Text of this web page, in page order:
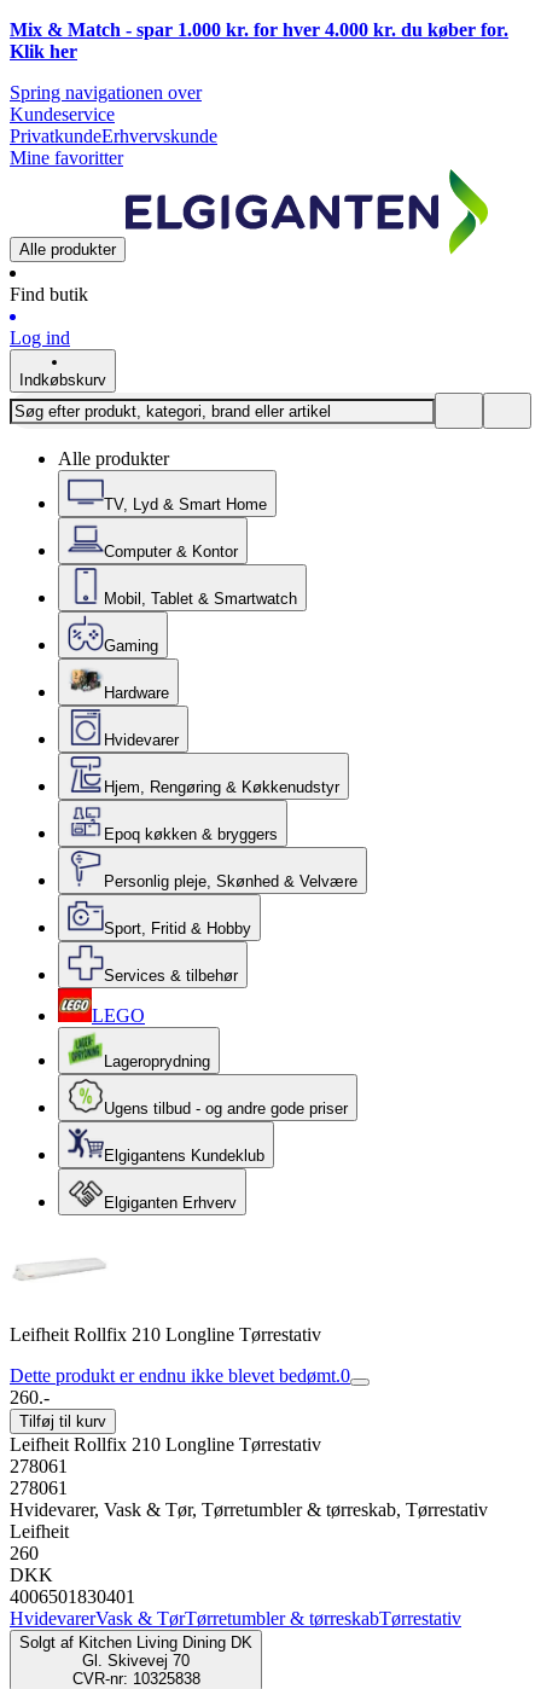
Mix & Match - spar 1.000 kr. for hver 4.000 kr. du køber for.
Klik her
Spring navigationen over
Kundeservice
PrivatkundeErhvervskunde
Mine favoritter
Alle produkter
Find butik
Log ind
Indkøbskurv
Alle produkter
TV, Lyd & Smart Home
Computer & Kontor
Mobil, Tablet & Smartwatch
Gaming
Hardware
Hvidevarer
Hjem, Rengøring & Køkkenudstyr
Epoq køkken & bryggers
Personlig pleje, Skønhed & Velvære
Sport, Fritid & Hobby
Services & tilbehør
LEGO
Lageroprydning
Ugens tilbud - og andre gode priser
Elgigantens Kundeklub
Elgiganten Erhverv
Leifheit Rollfix 210 Longline Tørrestativ
Dette produkt er endnu ikke blevet bedømt.0
260.-
Tilføj til kurv
Leifheit Rollfix 210 Longline Tørrestativ
278061
278061
Hvidevarer, Vask & Tør, Tørretumbler & tørreskab, Tørrestativ
Leifheit
260
DKK
4006501830401
HvidevarerVask & TørTørretumbler & tørreskabTørrestativ
Solgt af Kitchen Living Dining DK
Gl. Skivevej 70
CVR-nr: 10325838